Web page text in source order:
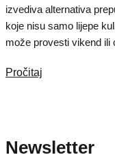
izvediva alternativa
koje nisu samo lijepe
može provesti vikend ili
Pročitaj
Newsletter